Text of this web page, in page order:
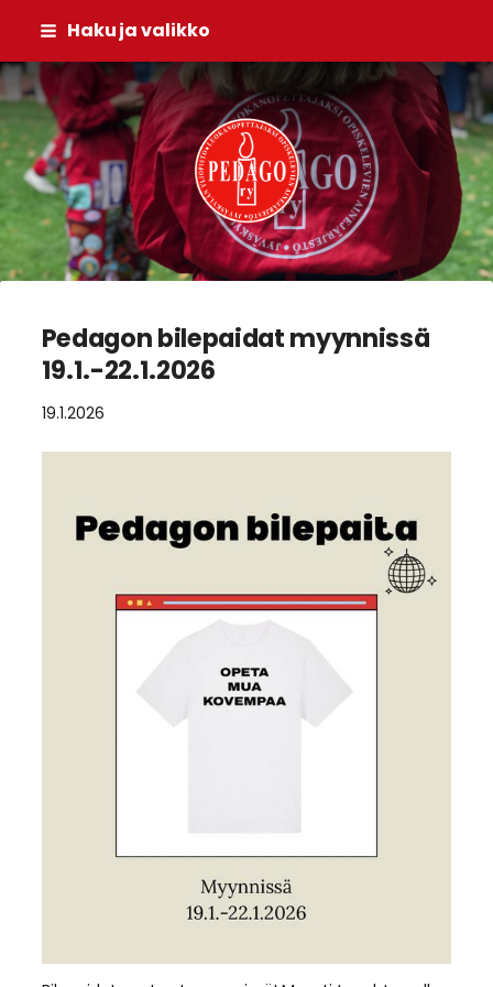
Siirry
sisältöön
Haku ja valikko
Pedago ry
Pedagon bilepaidat myynnissä
19.1.-22.1.2026
19.1.2026